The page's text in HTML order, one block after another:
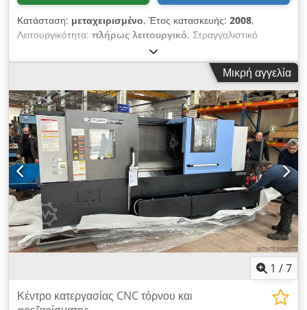
Κατάσταση: μεταχειρισμένο, Έτος κατασκευής: 2008,
Λειτουργικότητα: πλήρως λειτουργικό, Στραγγαλιστικό
μηχάνημα CNC, 2 άξονες, Doosan Puma 300B Έτος
κατασκευής: 2008 Άριστη κατάσταση Σύστημα Fanuc 21iTB με
χειροκίνητο οδηγό Μέγιστη διάμετρος στροφής: 400mm
Μέγιστο μήκος στροφής: 650mm Άξονας Z: 680mm Διάμετρος
τρυπήματος άξονα: 76mm Τσόχα: 250mm Chedpfx Aszpxi
Tsnqea Κώνος Αισθητήρας εργαλείων Σύστημα συλλογής
θραυσμάτων Συμπεριλαμβάνονται με το μηχάνημα:
Εκτοξευτήρας θραυσμάτων Τεκμηρίωση
Μικρή αγγελία
1 /7
Κέντρο κατεργασίας CNC τόρνου και